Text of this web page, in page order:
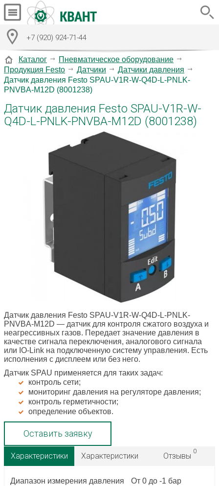
+7 (920) 924-71-44
Каталог
Пневматическое оборудование
Продукция Festo
Датчики
Датчики давления
Датчик давления Festo SPAU-V1R-W-Q4D-L-PNLK-
PNVBA-M12D (8001238)
Датчик давления Festo SPAU-V1R-W-
Q4D-L-PNLK-PNVBA-M12D (8001238)
Датчик давления Festo SPAU-V1R-W-Q4D-L-PNLK-
PNVBA-M12D — датчик для контроля сжатого воздуха и
неагрессивных газов. Передает значение давления в
качестве сигнала переключения, аналогового сигнала
или IO-Link на подключенную систему управления. Есть
исполнения с дисплеем или без него.
Датчик SPAU применяется для таких задач:
контроль сети;
мониторинг давления на регуляторе давления;
контроль герметичности;
определение объектов.
Оставить заявку
Характеристики Характеристики Отзывы
0
Диапазон измерения давления
От 0 до -1 бар